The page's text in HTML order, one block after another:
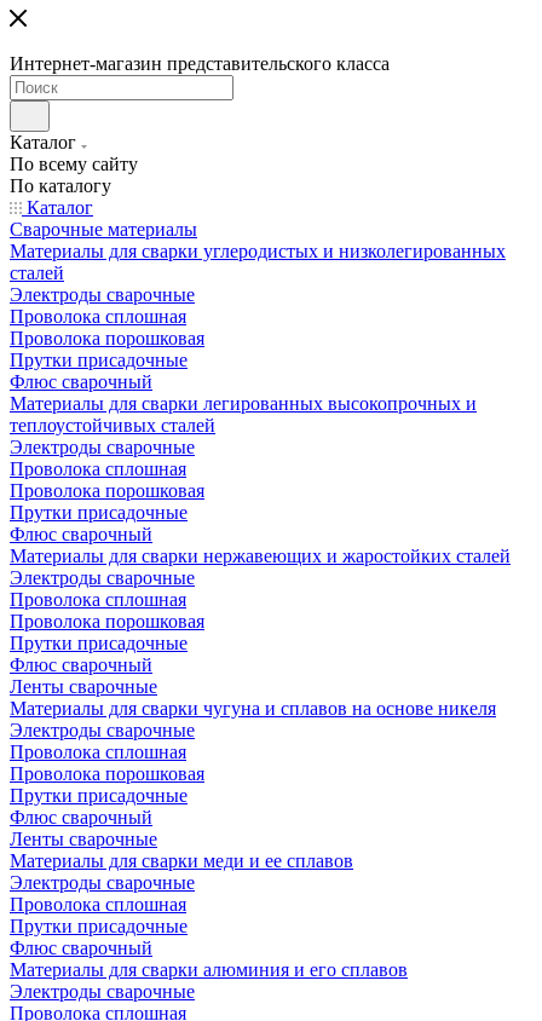
Интернет-магазин представительского класса
Каталог
По всему сайту
По каталогу
Каталог
Сварочные материалы
Материалы для сварки углеродистых и низколегированных
сталей
Электроды сварочные
Проволока сплошная
Проволока порошковая
Прутки присадочные
Флюс сварочный
Материалы для сварки легированных высокопрочных и
теплоустойчивых сталей
Электроды сварочные
Проволока сплошная
Проволока порошковая
Прутки присадочные
Флюс сварочный
Материалы для сварки нержавеющих и жаростойких сталей
Электроды сварочные
Проволока сплошная
Проволока порошковая
Прутки присадочные
Флюс сварочный
Ленты сварочные
Материалы для сварки чугуна и сплавов на основе никеля
Электроды сварочные
Проволока сплошная
Проволока порошковая
Прутки присадочные
Флюс сварочный
Ленты сварочные
Материалы для сварки меди и ее сплавов
Электроды сварочные
Проволока сплошная
Прутки присадочные
Флюс сварочный
Материалы для сварки алюминия и его сплавов
Электроды сварочные
Проволока сплошная